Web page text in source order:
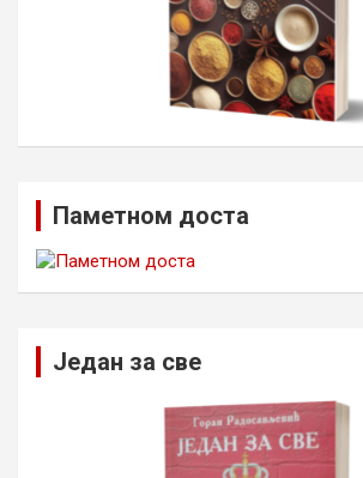
Паметном доста
Један за све